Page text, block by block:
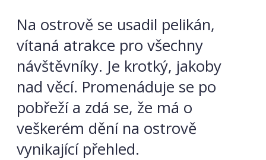
Na ostrově se usadil pelikán,
vítaná atrakce pro všechny
návštěvníky. Je krotký, jakoby
nad věcí. Promenáduje se po
pobřeží a zdá se, že má o
veškerém dění na ostrově
vynikající přehled.